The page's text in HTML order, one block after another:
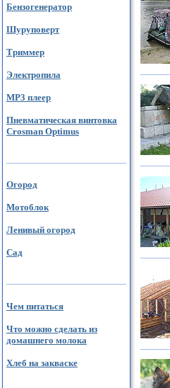
Бензогенератор
Шуруповерт
Триммер
Электропила
MP3 плеер
Пневматическая винтовка
Crosman Optimus
Огород
Мотоблок
Ленивый огород
Сад
Чем питаться
Что можно сделать из
домашнего молока
Хлеб на закваске